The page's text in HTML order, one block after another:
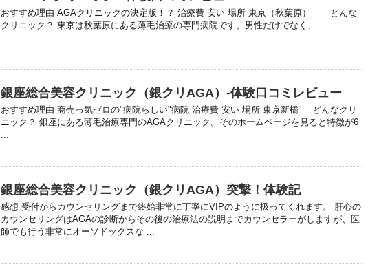
おすすめ理由 AGAクリニックの決定版！？ 治療費 安い 場所 東京（秋葉原） どんな
クリニック？ 東京は秋葉原にある薄毛治療の専門病院です。男性だけでなく、 ...
銀座総合美容クリニック（銀クリAGA）-体験口コミレビュー
おすすめ理由 商売っ気ゼロの"病院らしい"病院 治療費 安い 場所 東京新橋 どんなクリ
ニック？ 銀座にある薄毛治療専門のAGAクリニック。そのホームページを見ると特徴が6
...
銀座総合美容クリニック（銀クリAGA）突撃！体験記
感想 受付からカウンセリングまで終始非常に丁寧にVIPのように扱ってくれます。 肝心の
カウンセリングはAGAの診断からその後の治療法の説明までカウンセラーがしますが、医
師でも行う非常にオーソドックスな ...